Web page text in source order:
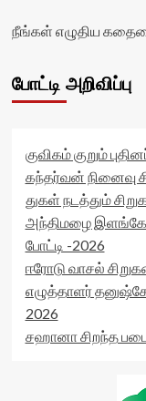
நீங்கள் எழுதிய
போட்டி அறிவிப்பு
குவிகம் குறும்
கந்தர்வன் நினைவு
துகள் நடத்தும்
அந்திமழை
போட்டி -2026
ஈரோடு வாசல்
எழுத்தாளர்
2026
சஹானா சிறந்த